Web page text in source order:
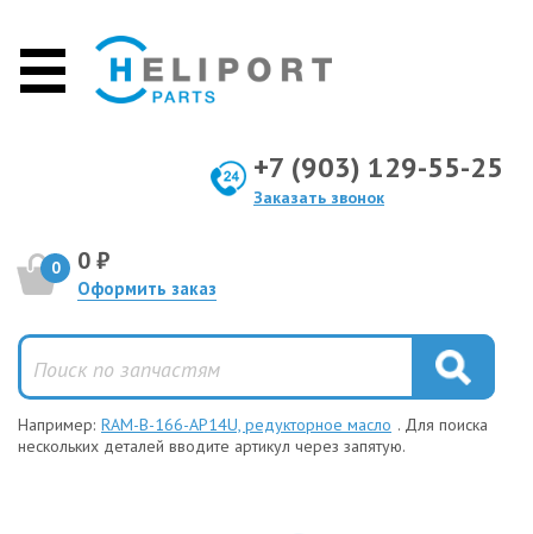
+7 (903) 129-55-25
Заказать звонок
0 0 ₽
Оформить заказ
Например: RAM-B-166-AP14U, редукторное масло . Для поиска
нескольких деталей вводите артикул через запятую.